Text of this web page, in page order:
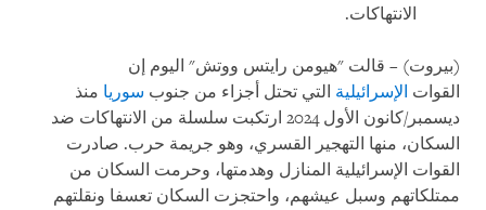
الانتهاكات.
(بيروت) – قالت "هيومن رايتس ووتش" اليوم إن
القوات الإسرائيلية التي تحتل أجزاء من جنوب سوريا منذ
ديسمبر/كانون الأول 2024 ارتكبت سلسلة من الانتهاكات ضد
السكان، منها التهجير القسري، وهو جريمة حرب. صادرت
القوات الإسرائيلية المنازل وهدمتها، وحرمت السكان من
ممتلكاتهم وسبل عيشهم، واحتجزت السكان تعسفا ونقلتهم